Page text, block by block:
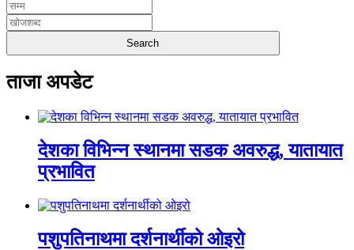
ताजा अपडेट
देशका विभिन्न स्थानमा सडक अवरुद्ध, यातायात
प्रभावित
पशुपतिनाथमा दर्शनार्थीको ओइरो